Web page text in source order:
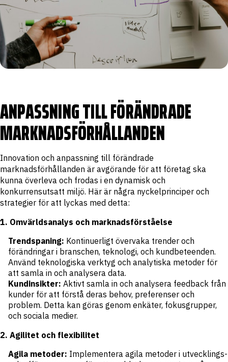
ANPASSNING TILL FÖRÄNDRADE
MARKNADSFÖRHÅLLANDEN
Innovation och anpassning till förändrade
marknadsförhållanden är avgörande för att företag ska
kunna överleva och frodas i en dynamisk och
konkurrensutsatt miljö. Här är några nyckelprinciper och
strategier för att lyckas med detta:
1. Omvärldsanalys och marknadsförståelse
Trendspaning: Kontinuerligt övervaka trender och
förändringar i branschen, teknologi, och kundbeteenden.
Använd teknologiska verktyg och analytiska metoder för
att samla in och analysera data.
Kundinsikter: Aktivt samla in och analysera feedback från
kunder för att förstå deras behov, preferenser och
problem. Detta kan göras genom enkäter, fokusgrupper,
och sociala medier.
2. Agilitet och flexibilitet
Agila metoder: Implementera agila metoder i utvecklings-